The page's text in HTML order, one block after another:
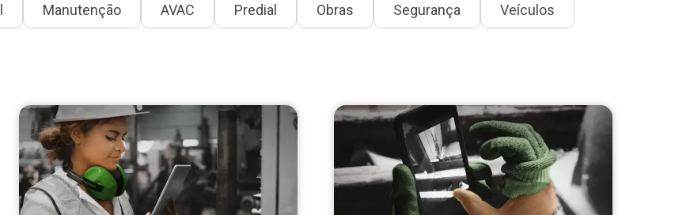
Manutenção AVAC Predial Obras Segurança Veículos